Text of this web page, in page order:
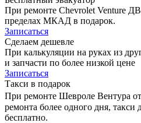
При ремонте Chevrolet Venture
пределах МКАД в подарок.
Записаться
Сделаем дешевле
При калькуляции на руках из
и запчасти по более низкой цене
Записаться
Такси в подарок
При ремонте Шевроле Вентура
ремонта более одного дня,
бесплатно.